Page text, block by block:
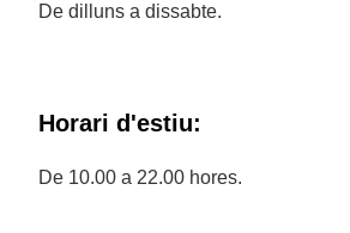
De dilluns a dissabte.
Horari d'estiu:
De 10.00 a 22.00 hores.